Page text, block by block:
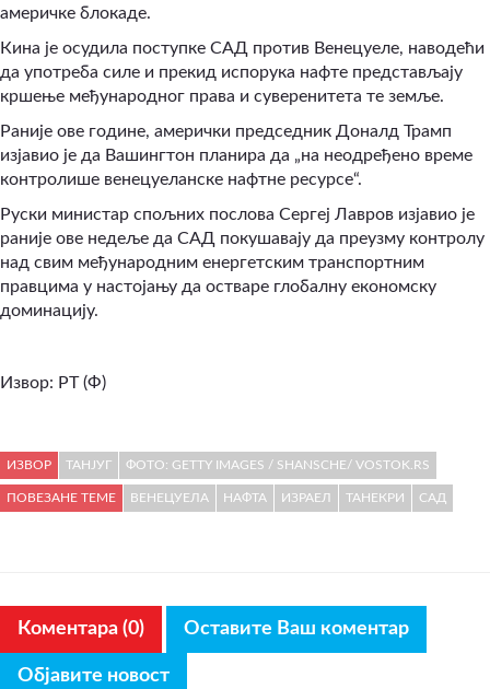
америчке блокаде.
Кина је осудила поступке САД против Венецуеле, наводећи
да употреба силе и прекид испорука нафте представљају
кршење међународног права и суверенитета те земље.
Раније ове године, амерички председник Доналд Трамп
изјавио је да Вашингтон планира да „на неодређено време
контролише венецуеланске нафтне ресурсе“.
Руски министар спољних послова Сергеј Лавров изјавио је
раније ове недеље да САД покушавају да преузму контролу
над свим међународним енергетским транспортним
правцима у настојању да остваре глобалну економску
доминацију.
Извор: РТ (Ф)
ИЗВОР ТАНЈУГ ФОТО: GETTY IMAGES / SHANSCHE/ VOSTOK.RS
ПОВЕЗАНЕ ТЕМЕ ВЕНЕЦУЕЛА НАФТА ИЗРАЕЛ ТАНЕКРИ САД
Коментара (0) Оставите Ваш коментар
Објавите новост